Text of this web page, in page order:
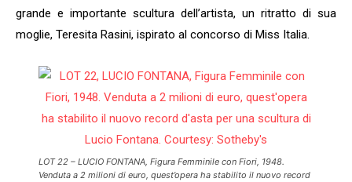
grande e importante scultura dell’artista, un ritratto di sua
moglie, Teresita Rasini, ispirato al concorso di Miss Italia.
LOT 22 – LUCIO FONTANA, Figura Femminile con Fiori, 1948.
Venduta a 2 milioni di euro, quest’opera ha stabilito il nuovo record